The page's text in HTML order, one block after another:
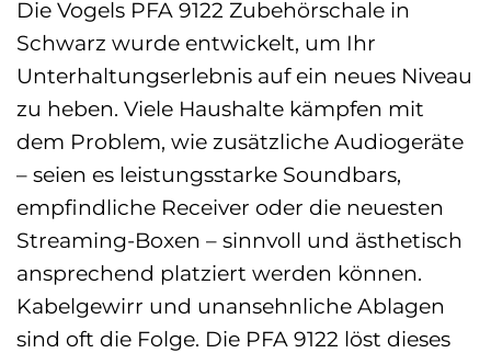
Die Vogels PFA 9122 Zubehörschale in
Schwarz wurde entwickelt, um Ihr
Unterhaltungserlebnis auf ein neues Niveau
zu heben. Viele Haushalte kämpfen mit
dem Problem, wie zusätzliche Audiogeräte
– seien es leistungsstarke Soundbars,
empfindliche Receiver oder die neuesten
Streaming-Boxen – sinnvoll und ästhetisch
ansprechend platziert werden können.
Kabelgewirr und unansehnliche Ablagen
sind oft die Folge. Die PFA 9122 löst dieses